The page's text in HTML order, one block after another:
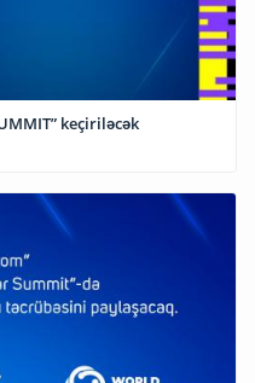
keçiriləcək